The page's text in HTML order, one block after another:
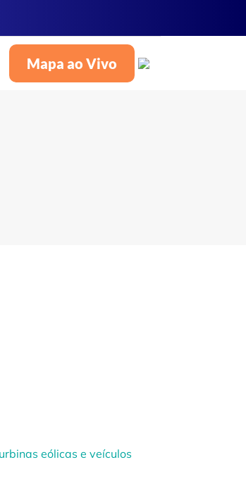
Mapa ao Vivo